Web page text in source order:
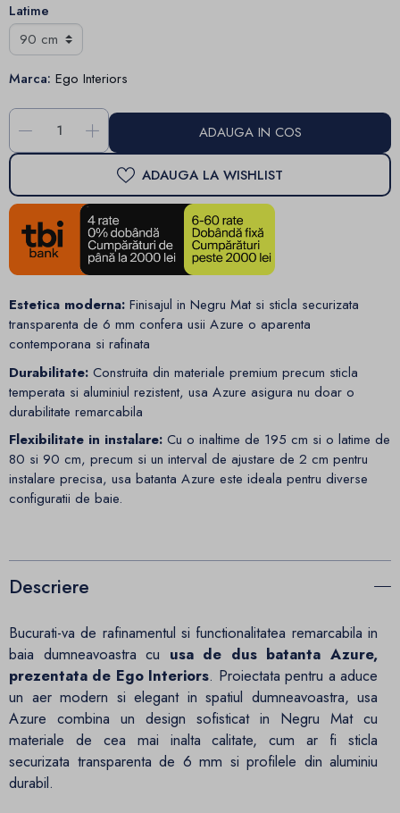
Latime
Marca: Ego Interiors
- + ADAUGA IN COS
ADAUGA LA WISHLIST
Estetica moderna: Finisajul in Negru Mat si sticla securizata
transparenta de 6 mm confera usii Azure o aparenta
contemporana si rafinata
Durabilitate: Construita din materiale premium precum sticla
temperata si aluminiul rezistent, usa Azure asigura nu doar o
durabilitate remarcabila
Flexibilitate in instalare: Cu o inaltime de 195 cm si o latime de
80 si 90 cm, precum si un interval de ajustare de 2 cm pentru
instalare precisa, usa batanta Azure este ideala pentru diverse
configuratii de baie.
Descriere
Bucurati-va de rafinamentul si functionalitatea remarcabila in
baia dumneavoastra cu usa de dus batanta Azure,
prezentata de Ego Interiors. Proiectata pentru a aduce
un aer modern si elegant in spatiul dumneavoastra, usa
Azure combina un design sofisticat in Negru Mat cu
materiale de cea mai inalta calitate, cum ar fi sticla
securizata transparenta de 6 mm si profilele din aluminiu
durabil.